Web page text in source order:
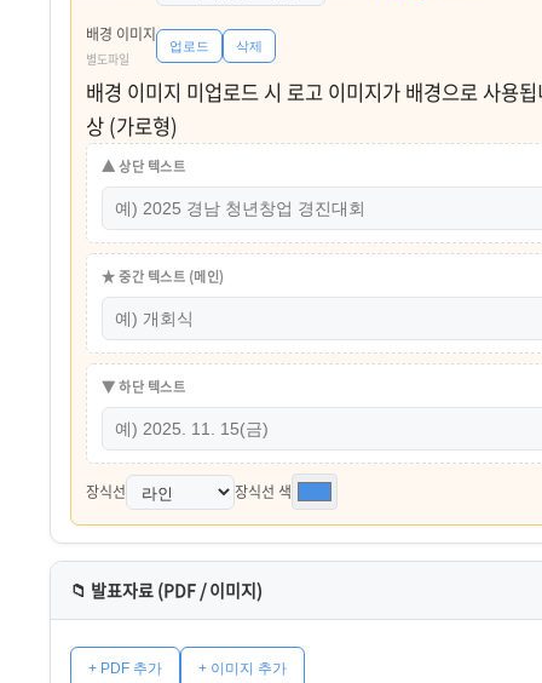
배경 이미지
별도파일
업로드 삭제
배경 이미지 미업로드 시 로고 이미지가 배경으로 사용
상 (가로형)
▲ 상단 텍스트
★ 중간 텍스트 (메인)
▼ 하단 텍스트
장식선 장식선 색
📁 발표자료 (PDF / 이미지)
+ PDF 추가 + 이미지 추가